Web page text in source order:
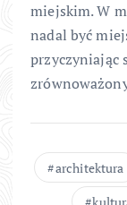
miejskim. W
nadal być
przyczyniając
architektura